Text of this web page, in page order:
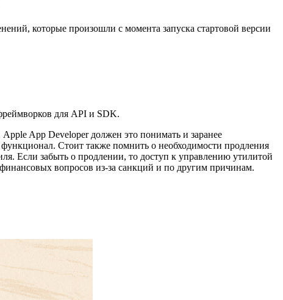
которые произошли с момента запуска стартовой версии
для API и SDK.
Apple App Developerдолжен это понимать и заранее
Стоит также помнить о необходимости продления
Если забыть о продлении, то доступ к управлению утилитой
вопросов из-за санкций и по другим причинам.